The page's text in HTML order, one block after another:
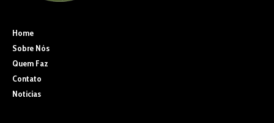
Home
Sobre Nós
Quem Faz
Contato
Noticias